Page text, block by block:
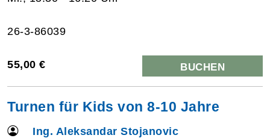
26-3-86039
55,00 € BUCHEN
Turnen für Kids von 8-10 Jahre
Ing. Aleksandar Stojanovic